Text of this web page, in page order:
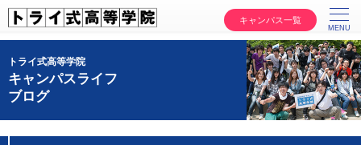
キャンパス一覧
トライ式高等学院
キャンパスライフ
ブログ